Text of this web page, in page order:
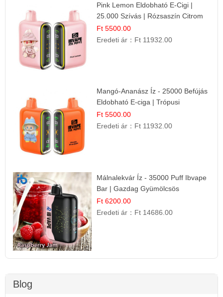
Pink Lemon Eldobható E-Cigi |
25.000 Szívás | Rózsaszín Citrom
Íz
Ft 5500.00
Eredeti ár： Ft 11932.00
Mangó-Ananász Íz - 25000 Befújás
Eldobható E-ciga | Trópusi
Gyümölcs Élmény!
Ft 5500.00
Eredeti ár： Ft 11932.00
Málnalekvár Íz - 35000 Puff Ibvape
Bar | Gazdag Gyümölcsös
Ízélmény!
Ft 6200.00
Eredeti ár： Ft 14686.00
Blog